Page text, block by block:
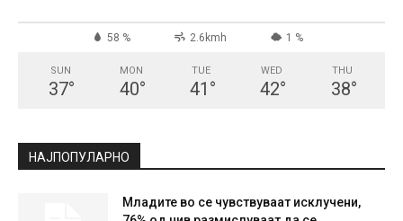
58 % 2.6kmh 1 %
SUN
37°
MON
40°
TUE
41 °
WED
42°
THU
38°
НАЈПОПУЛАРНО
Младите во се чувствуваат исклучени,